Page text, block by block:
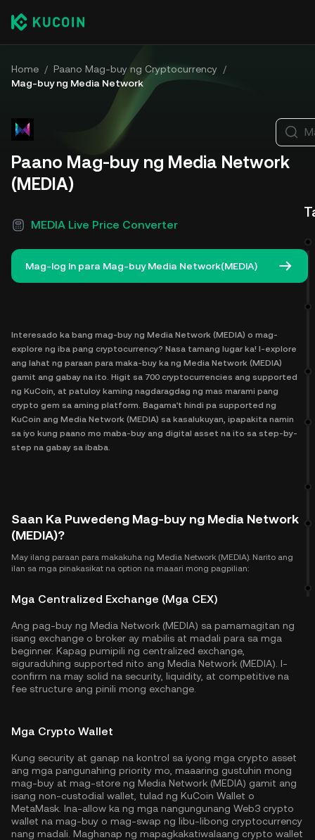
Home / Paano Mag-buy ng Cryptocurrency /
Mag-buy ng Media Network
Paano Mag-buy ng Media Network
(MEDIA)
MEDIA Live Price Converter
Mag-log In para Mag-buy Media Network(MEDIA)
Interesado ka bang mag-buy ng Media Network (MEDIA) o mag-
explore ng iba pang cryptocurrency? Nasa tamang lugar ka! I-explore
ang lahat ng paraan para maka-buy ka ng Media Network (MEDIA)
gamit ang gabay na ito. Higit sa 700 cryptocurrencies ang supported
ng KuCoin, at patuloy kaming nagdaragdag ng mas marami pang
crypto gem sa aming platform. Bagama't hindi pa supported ng
KuCoin ang Media Network (MEDIA) sa kasalukuyan, ipapakita namin
sa iyo kung paano mo maba-buy ang digital asset na ito sa step-by-
step na gabay sa ibaba.
Saan Ka Puwedeng Mag-buy ng Media Network
(MEDIA)?
May ilang paraan para makakuha ng Media Network (MEDIA). Narito ang
ilan sa mga pinakasikat na option na maaari mong pagpilian:
Mga Centralized Exchange (Mga CEX)
Ang pag-buy ng Media Network (MEDIA) sa pamamagitan ng
isang exchange o broker ay mabilis at madali para sa mga
beginner. Kapag pumipili ng centralized exchange,
siguraduhing supported nito ang Media Network (MEDIA). I-
confirm na may solid na security, liquidity, at competitive na
fee structure ang pinili mong exchange.
Mga Crypto Wallet
Kung security at ganap na kontrol sa iyong mga crypto asset
ang mga pangunahing priority mo, maaaring gustuhin mong
mag-buy at mag-store ng Media Network (MEDIA) gamit ang
isang non-custodial wallet, tulad ng KuCoin Wallet o
MetaMask. Ina-allow ka ng mga nangungunang Web3 crypto
wallet na mag-buy o mag-swap ng libu-libong cryptocurrency
nang madali. Maghanap ng mapagkakatiwalaang crypto wallet